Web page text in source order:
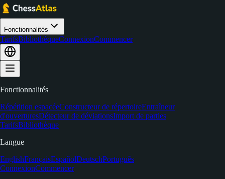
Fonctionnalités
TarifsBibliothèqueConnexionCommencer
Fonctionnalités
Répétition espacéeConstructeur de répertoireEntraîneur
d'ouverturesDétecteur de déviationsImport de parties
TarifsBibliothèque
Langue
EnglishFrançaisEspañolDeutschPortuguês
ConnexionCommencer